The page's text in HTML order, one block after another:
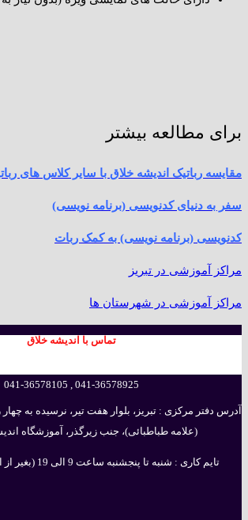
برای مطالعه بیشتر
مقایسه رباتیک اندیشه خلاق با سایر کلاس های
سفر به دنیای کدنویسی (برنامه نویسی)
کدنویسی (برنامه نویسی) به کمک ربات
مراکز آموزشی در تبریز
مراکز آموزشی در شهرستان ها
تماس با اندیشه خلاق
041-36578925 , 041-36578105
آدرس دفتر مرکزی : تبریز، بلوار هفت تیر، نرسیده به چهار
(علامه طباطبائی)، جنب زیرگذر، آموزشگاه
تایم کاری : شنبه تا پنجشنبه ساعت 9 الی 19 (بغیر از ایام تعطیل رسمی)